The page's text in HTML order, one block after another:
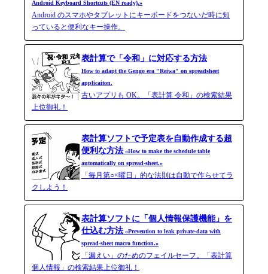
Android Keyboard Shortcuts (EN ready).»
Android のスマホやタブレットにキーボードをつないだ時に知
っていると便利なキー操作。
表計算で「令和」に対応する方法
How to adapt the Gengo era "Reiwa" on spreadsheet
applicaiton.
古いアプリも OK。「表計算 令和」の検索結果
上位御礼！
表計算ソフトで予定表を自動作成する超
便利な方法«How to make the schedule table
automatically on spread-sheet.»
「毎月第○×曜日」的な法則は自動で作らせてラ
クしよう！
表計算ソフトに「個人情報保護機能」を
仕込む方法«Prevention to leak private-data with
spread-​sheet macro function.»
「漏えい」のためのフェイルセーフ。「表計算
個人情報」の検索結果上位御礼！